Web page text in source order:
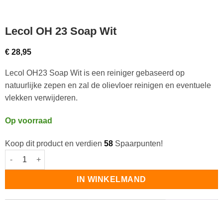
Lecol OH 23 Soap Wit
€28,95
Lecol OH23 Soap Wit is een reiniger gebaseerd op
natuurlijke zepen en zal de olievloer reinigen en eventuele
vlekken verwijderen.
Op voorraad
Koop dit product en verdien 58Spaarpunten!
Lecol OH 23 Soap Wit aantal
IN WINKELMAND